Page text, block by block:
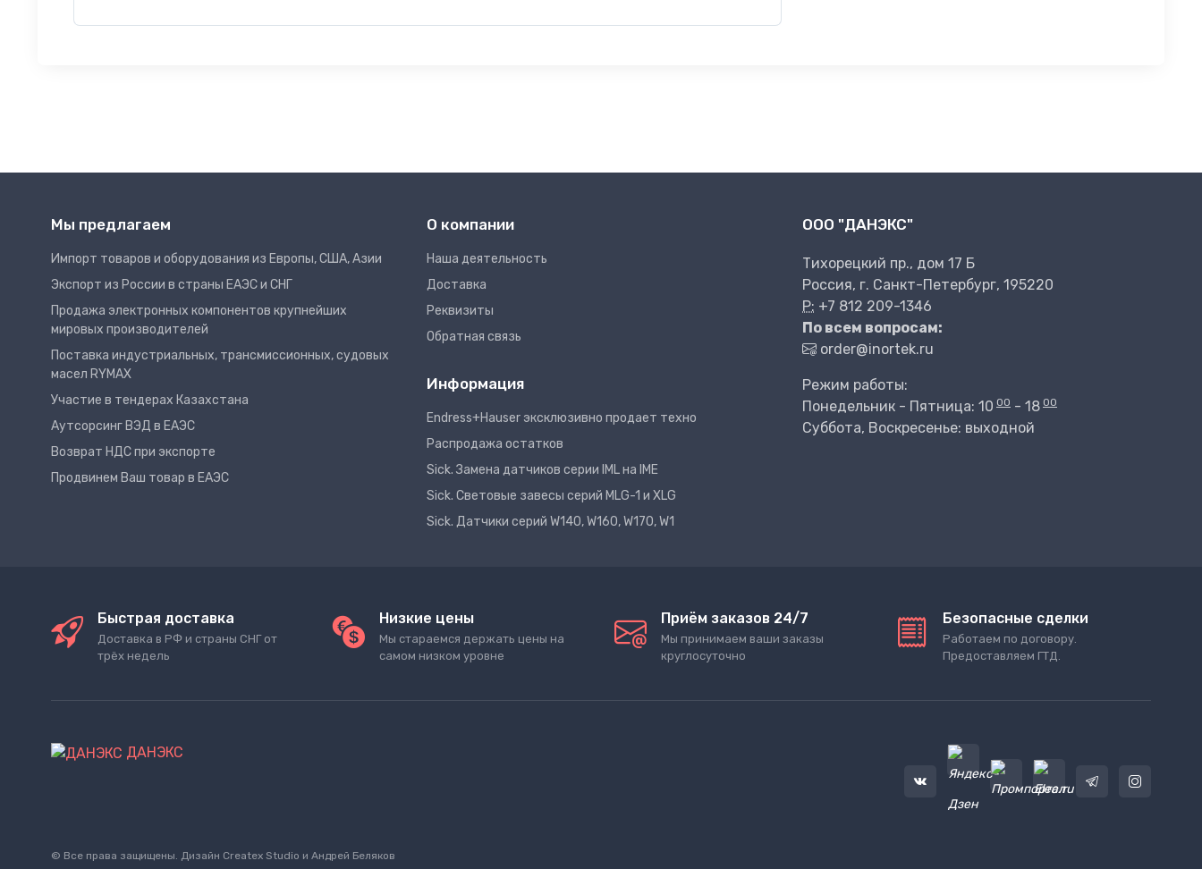
Мы предлагаем
Импорт товаров и оборудования из Европы, США, Азии
Экспорт из России в страны ЕАЭС и СНГ
Продажа электронных компонентов крупнейших
мировых производителей
Поставка индустриальных, трансмиссионных, судовых
масел RYMAX
Участие в тендерах Казахстана
Аутсорсинг ВЭД в ЕАЭС
Возврат НДС при экспорте
Продвинем Ваш товар в ЕАЭС
О компании
Наша деятельность
Доставка
Реквизиты
Обратная связь
Информация
Endress+Hauser эксклюзивно продает техно
Распродажа остатков
Sick. Замена датчиков серии IML на IME
Sick. Световые завесы серий MLG-1 и XLG
Sick. Датчики серий W140, W160, W170, W1
ООО "ДАНЭКС"
Тихорецкий пр., дом 17 Б
Россия, г. Санкт-Петербург, 195220
P: +7 812 209-1346
По всем вопросам:
order@inortek.ru
Режим работы:
Понедельник - Пятница: 10 00 - 18 00
Суббота, Воскресенье: выходной
Быстрая доставка
Доставка в РФ и страны СНГ от
трёх недель
Низкие цены
Мы стараемся держать цены на
самом низком уровне
Приём заказов 24/7
Мы принимаем ваши заказы
круглосуточно
Безопасные сделки
Работаем по договору.
Предоставляем ГТД.
ДАНЭКС
© Все права защищены. Дизайн Createx Studio и Андрей Беляков